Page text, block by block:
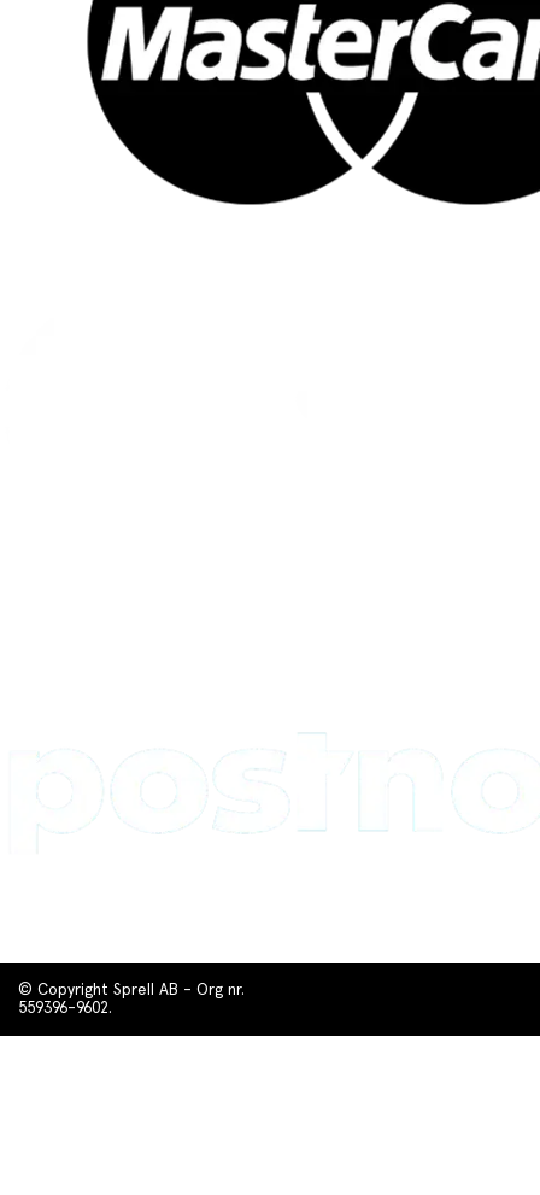
© Copyright Sprell AB - Org nr.
559396-9602.